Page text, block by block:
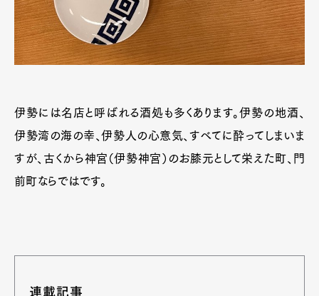
伊勢には名店と呼ばれる酒処も多くあります。伊勢の地酒、
伊勢湾の海の幸、伊勢人の心意気、すべてに酔ってしまいま
すが、古くから神宮（伊勢神宮）のお膝元として栄えた町、門
前町ならではです。
連載記事